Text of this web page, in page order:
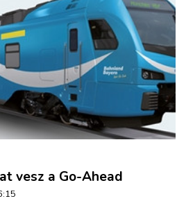
vesz a Go-Ahead